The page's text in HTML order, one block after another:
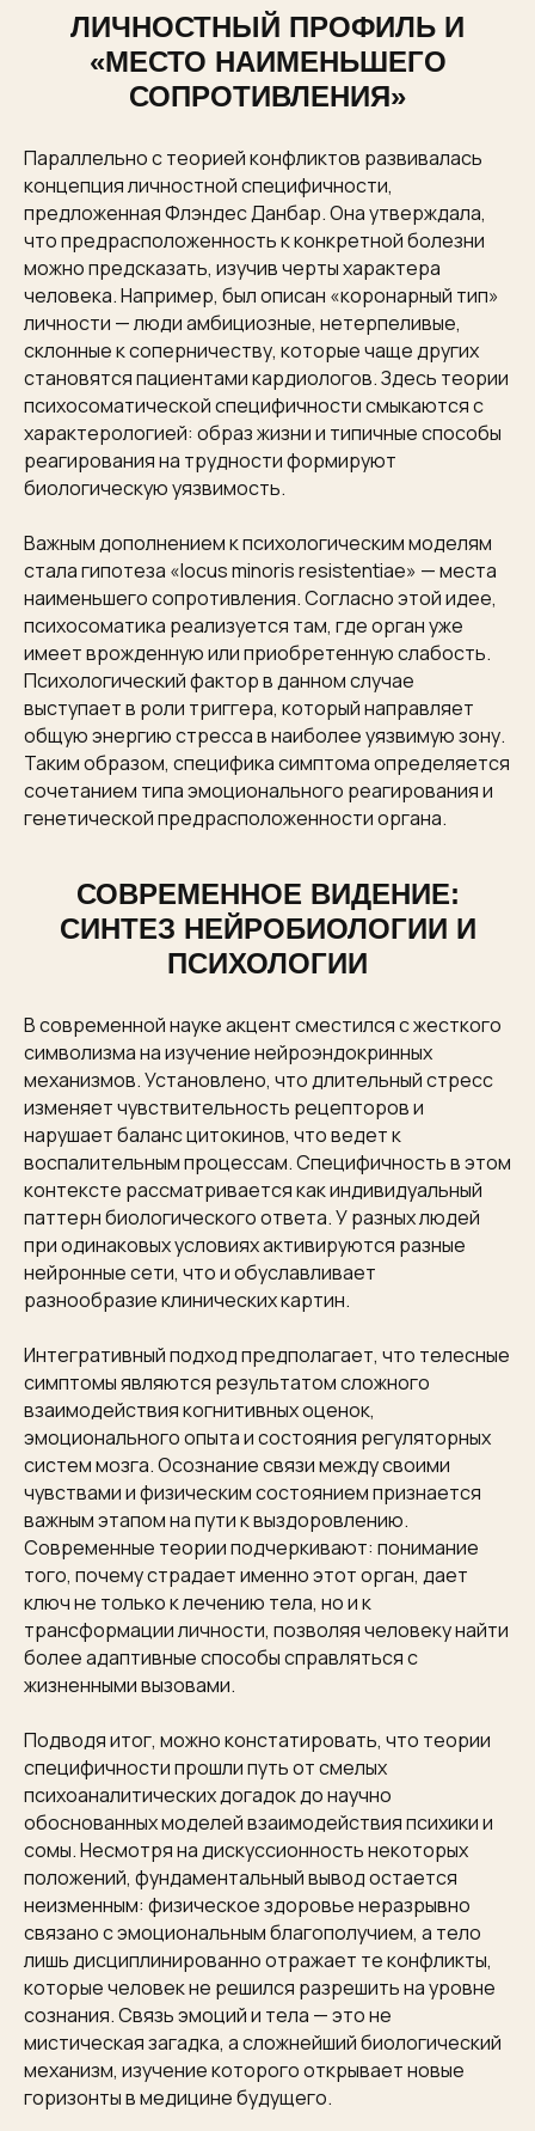
ЛИЧНОСТНЫЙ ПРОФИЛЬ И
«МЕСТО НАИМЕНЬШЕГО
СОПРОТИВЛЕНИЯ»
Параллельно с теорией конфликтов развивалась
концепция личностной специфичности,
предложенная Флэндес Данбар. Она утверждала,
что предрасположенность к конкретной болезни
можно предсказать, изучив черты характера
человека. Например, был описан «коронарный тип»
личности — люди амбициозные, нетерпеливые,
склонные к соперничеству, которые чаще других
становятся пациентами кардиологов. Здесь теории
психосоматической специфичности смыкаются с
характерологией: образ жизни и типичные способы
реагирования на трудности формируют
биологическую уязвимость.
Важным дополнением к психологическим моделям
стала гипотеза «locus minoris resistentiae» — места
наименьшего сопротивления. Согласно этой идее,
психосоматика реализуется там, где орган уже
имеет врожденную или приобретенную слабость.
Психологический фактор в данном случае
выступает в роли триггера, который направляет
общую энергию стресса в наиболее уязвимую зону.
Таким образом, специфика симптома определяется
сочетанием типа эмоционального реагирования и
генетической предрасположенности органа.
СОВРЕМЕННОЕ ВИДЕНИЕ:
СИНТЕЗ НЕЙРОБИОЛОГИИ И
ПСИХОЛОГИИ
В современной науке акцент сместился с жесткого
символизма на изучение нейроэндокринных
механизмов. Установлено, что длительный стресс
изменяет чувствительность рецепторов и
нарушает баланс цитокинов, что ведет к
воспалительным процессам. Специфичность в этом
контексте рассматривается как индивидуальный
паттерн биологического ответа. У разных людей
при одинаковых условиях активируются разные
нейронные сети, что и обуславливает
разнообразие клинических картин.
Интегративный подход предполагает, что телесные
симптомы являются результатом сложного
взаимодействия когнитивных оценок,
эмоционального опыта и состояния регуляторных
систем мозга. Осознание связи между своими
чувствами и физическим состоянием признается
важным этапом на пути к выздоровлению.
Современные теории подчеркивают: понимание
того, почему страдает именно этот орган, дает
ключ не только к лечению тела, но и к
трансформации личности, позволяя человеку найти
более адаптивные способы справляться с
жизненными вызовами.
Подводя итог, можно констатировать, что теории
специфичности прошли путь от смелых
психоаналитических догадок до научно
обоснованных моделей взаимодействия психики и
сомы. Несмотря на дискуссионность некоторых
положений, фундаментальный вывод остается
неизменным: физическое здоровье неразрывно
связано с эмоциональным благополучием, а тело
лишь дисциплинированно отражает те конфликты,
которые человек не решился разрешить на уровне
сознания. Связь эмоций и тела — это не
мистическая загадка, а сложнейший биологический
механизм, изучение которого открывает новые
горизонты в медицине будущего.